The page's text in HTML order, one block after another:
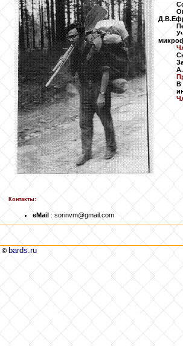
В
Контакты:
eMail: sorinvm@gmail.com
© bards.ru